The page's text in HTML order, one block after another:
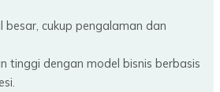
besar, cukup pengalaman dan
tinggi dengan model bisnis berbasis